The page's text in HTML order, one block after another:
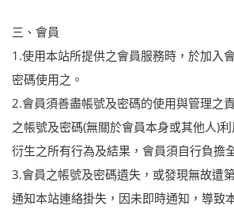
三、會員
1.使用本站所提供之會員服務時，於加入
密碼使用之。
2.會員須善盡帳號及密碼的使用與管理之
之帳號及密碼(無關於會員本身或其他人)
衍生之所有行為及結果，會員須自行負擔
3.會員之帳號及密碼遺失，或發現無故遭
通知本站連絡掛失，因未即時通知，導致